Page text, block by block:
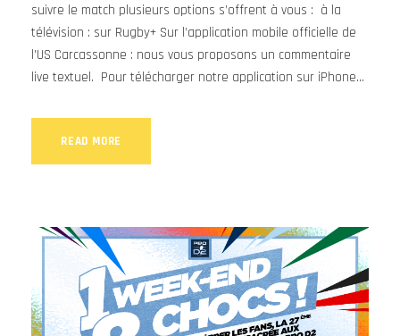
suivre le match plusieurs options s’offrent à vous : à la
télévision : sur Rugby+ Sur l’application mobile officielle de
l’US Carcassonne : nous vous proposons un commentaire
live textuel. Pour télécharger notre application sur iPhone...
READ MORE